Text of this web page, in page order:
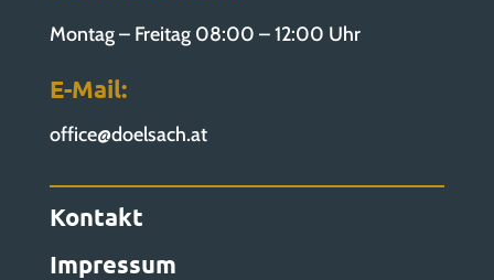
Montag – Freitag 08:00 – 12:00 Uhr
E-Mail:
office@doelsach.at
Kontakt
Impressum